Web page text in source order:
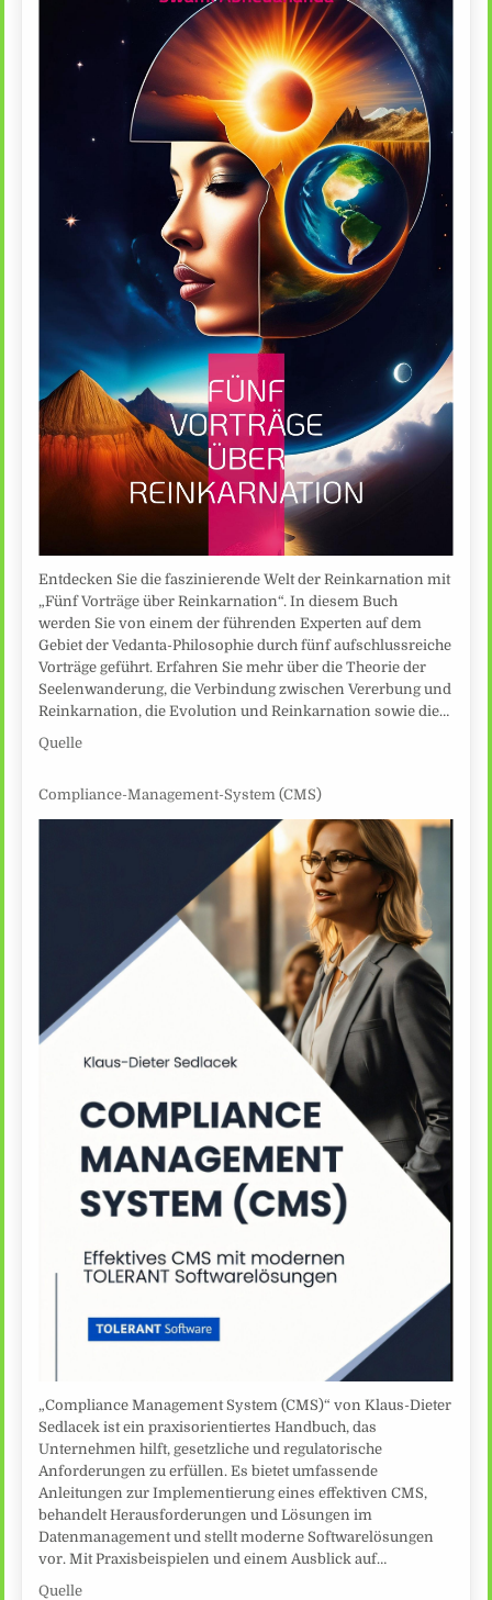
Entdecken Sie die faszinierende Welt der Reinkarnation mit
„Fünf Vorträge über Reinkarnation“. In diesem Buch
werden Sie von einem der führenden Experten auf dem
Gebiet der Vedanta-Philosophie durch fünf aufschlussreiche
Vorträge geführt. Erfahren Sie mehr über die Theorie der
Seelenwanderung, die Verbindung zwischen Vererbung und
Reinkarnation, die Evolution und Reinkarnation sowie die…
Quelle
Compliance-Management-System (CMS)
„Compliance Management System (CMS)“ von Klaus-Dieter
Sedlacek ist ein praxisorientiertes Handbuch, das
Unternehmen hilft, gesetzliche und regulatorische
Anforderungen zu erfüllen. Es bietet umfassende
Anleitungen zur Implementierung eines effektiven CMS,
behandelt Herausforderungen und Lösungen im
Datenmanagement und stellt moderne Softwarelösungen
vor. Mit Praxisbeispielen und einem Ausblick auf…
Quelle